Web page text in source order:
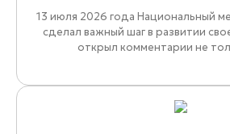
13 июля 2026 года Национальный
сделал важный шаг в развитии
открыл комментарии не